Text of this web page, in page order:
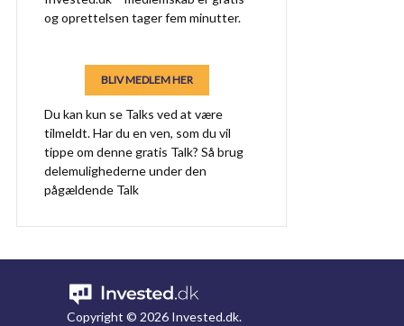
og oprettelsen tager fem minutter.
BLIV MEDLEM HER
Du kan kun se Talks ved at være
tilmeldt. Har du en ven, som du vil
tippe om denne gratis Talk? Så brug
delemulighederne under den
pågældende Talk
Copyright © 2026 Invested.dk.